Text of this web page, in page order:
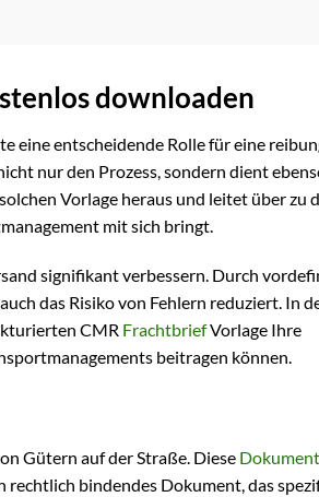
downloaden
eine entscheidende Rolle für eine
nur den Prozess, sondern dient
Vorlage heraus und leitet über zu
mit sich bringt.
signifikant verbessern. Durch
das Risiko von Fehlern reduziert. In
CMR FrachtbriefVorlage Ihre
beitragen können.
Gütern auf der Straße. Diese
bindendes Dokument, das